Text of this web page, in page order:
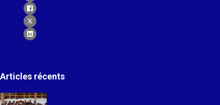
Articles récents